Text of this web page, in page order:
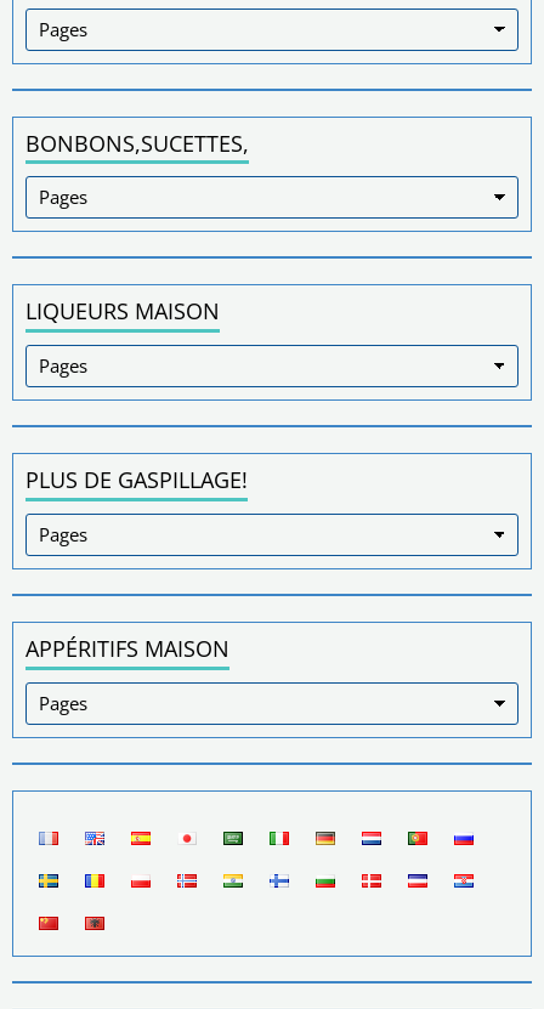
BONBONS,SUCETTES,
LIQUEURS MAISON
PLUS DE GASPILLAGE!
APPÉRITIFS MAISON